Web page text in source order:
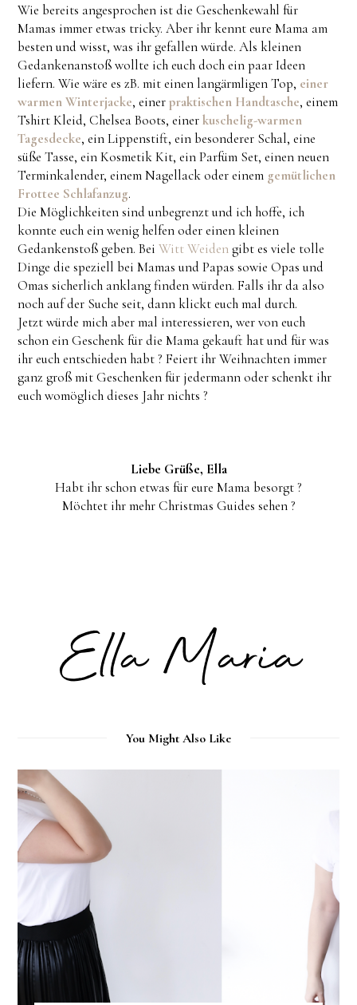
Wie bereits angesprochen ist die Geschenkewahl für
Mamas immer etwas tricky. Aber ihr kennt eure Mama am
besten und wisst, was ihr gefallen würde. Als kleinen
Gedankenanstoß wollte ich euch doch ein paar Ideen
liefern. Wie wäre es zB. mit einen langärmligen Top, einer
warmen Winterjacke, einer praktischen Handtasche, einem
Tshirt Kleid, Chelsea Boots, einerkuschelig-warmen
Tagesdecke, ein Lippenstift, ein besonderer Schal, eine
süße Tasse, ein Kosmetik Kit, ein Parfüm Set, einen neuen
Terminkalender, einem Nagellack oder einem gemütlichen
Frottee Schlafanzug.
Die Möglichkeiten sind unbegrenzt und ich hoffe, ich
konnte euch ein wenig helfen oder einen kleinen
Gedankenstoß geben. BeiWitt Weidengibt es viele tolle
Dinge die speziell bei Mamas und Papas sowie Opas und
Omas sicherlich anklang finden würden. Falls ihr da also
noch auf der Suche seit, dann klickt euch mal durch.
Jetzt würde mich aber mal interessieren, wer von euch
schon ein Geschenk für die Mama gekauft hat und für was
ihr euch entschieden habt ? Feiert ihr Weihnachten immer
ganz groß mit Geschenken für jedermann oder schenkt ihr
euch womöglich dieses Jahr nichts ?
Liebe Grüße, Ella
Habt ihr schon etwas für eure Mama besorgt ?
Möchtet ihr mehr Christmas Guides sehen ?
You Might Also Like